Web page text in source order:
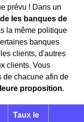
prévu ! Dans un
les banques de
la même politique
banques
clients, d'autres
clients. Vous
de chacune afin de
proposition.
Taux le